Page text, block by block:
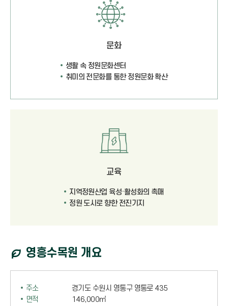
문화
생활 속 정원문화센터
취미의 전문화를 통한 정원문화 확산
교육
지역정원산업 육성·활성화의 촉매
정원 도시로 향한 전진기지
영흥수목원 개요
주소
경기도 수원시 영통구 영통로 435
면적
146,000㎡